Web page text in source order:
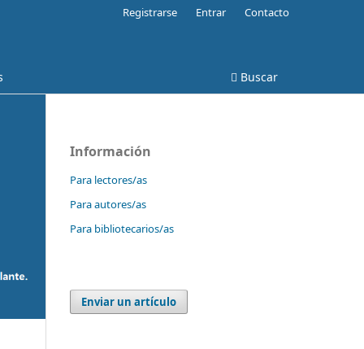
Buscar
Registrarse Entrar Contacto
Información
Para lectores/as
Para autores/as
Para bibliotecarios/as
Enviar un artículo